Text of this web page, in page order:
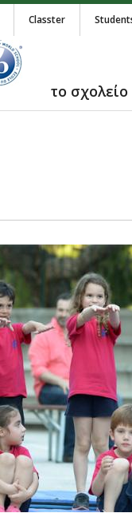
Classter
το σχολείο